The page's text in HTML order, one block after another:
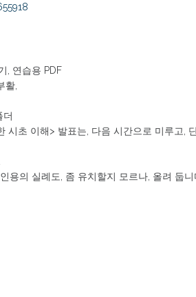
, 연습용 PDF
활,
더
시초 이해> 발표는, 다음 시간으로 미루고,
용의 실례도, 좀 유치할지 모르나, 올려 둡니